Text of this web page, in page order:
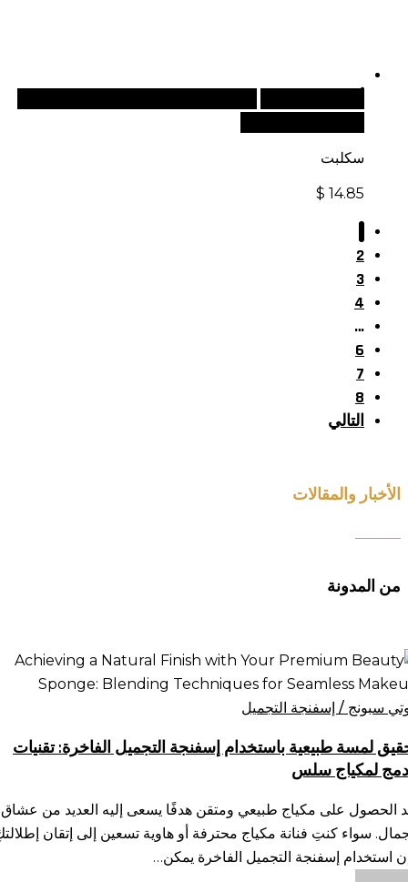
سكلبت
$ 14.85
2
3
4
…
6
7
8
التالي
الأخبار والمقالات
من المدونة
سبونج / إسفنجة التجميل
لمسة طبيعية باستخدام إسفنجة التجميل الفاخرة: تقنيات
لمكياج سلس
الحصول على مكياج طبيعي ومتقن هدفًا يسعى إليه العديد من عشاق
سواء كنتِ فنانة مكياج محترفة أو هاوية تسعين إلى إتقان
استخدام إسفنجة التجميل الفاخرة يمكن…